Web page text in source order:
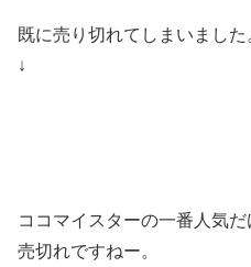
既に売り切れてしまいました
↓
ココマイスターの一番人気
売切れですねー。